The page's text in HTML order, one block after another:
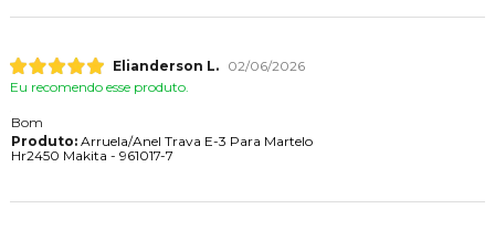
Elianderson L.
02/06/2026
Eu recomendo esse produto.
Bom
Produto:Arruela/Anel Trava E-3 Para Martelo
Hr2450 Makita - 961017-7